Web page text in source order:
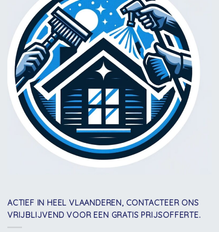
ACTIEF IN HEEL VLAANDEREN, CONTACTEER ONS
VRIJBLIJVEND VOOR EEN GRATIS PRIJSOFFERTE.